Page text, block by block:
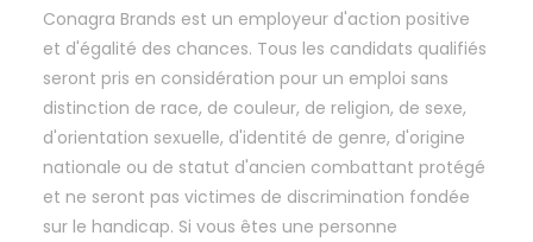
Conagra Brands est un employeur d'action positive
et d'égalité des chances. Tous les candidats qualifiés
seront pris en considération pour un emploi sans
distinction de race, de couleur, de religion, de sexe,
d'orientation sexuelle, d'identité de genre, d'origine
nationale ou de statut d'ancien combattant protégé
et ne seront pas victimes de discrimination fondée
sur le handicap. Si vous êtes une personne